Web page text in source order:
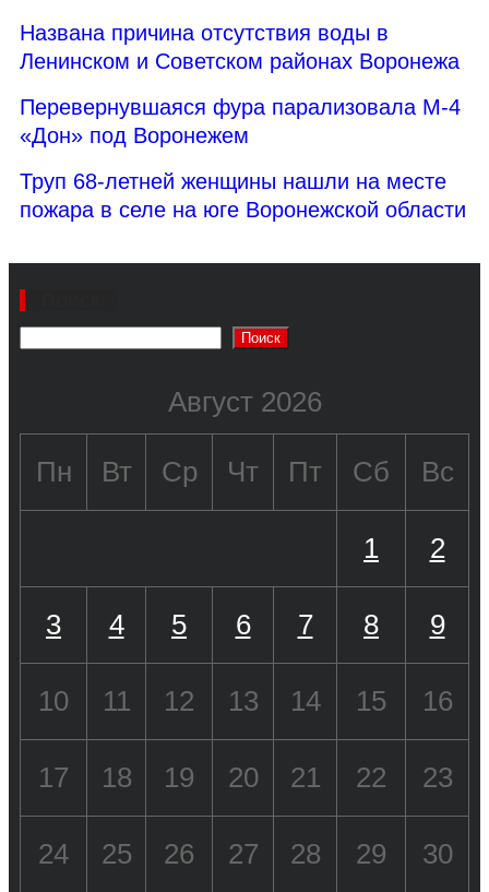
Названа причина отсутствия воды в
Ленинском и Советском районах Воронежа
Перевернувшаяся фура парализовала М-4
«Дон» под Воронежем
Труп 68-летней женщины нашли на месте
пожара в селе на юге Воронежской области
Поиск
Август 2026
Пн Вт Ср Чт Пт Сб Вс
1 2
3 4 5 6 7 8 9
10 11 12 13 14 15 16
17 18 19 20 21 22 23
24 25 26 27 28 29 30